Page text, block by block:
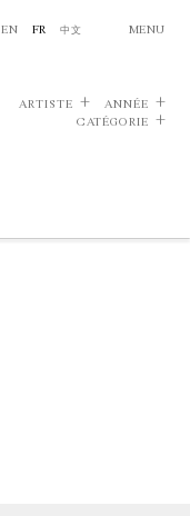
EN FR 中文 MENU
ARTISTE
ANNÉE
CATÉGORIE